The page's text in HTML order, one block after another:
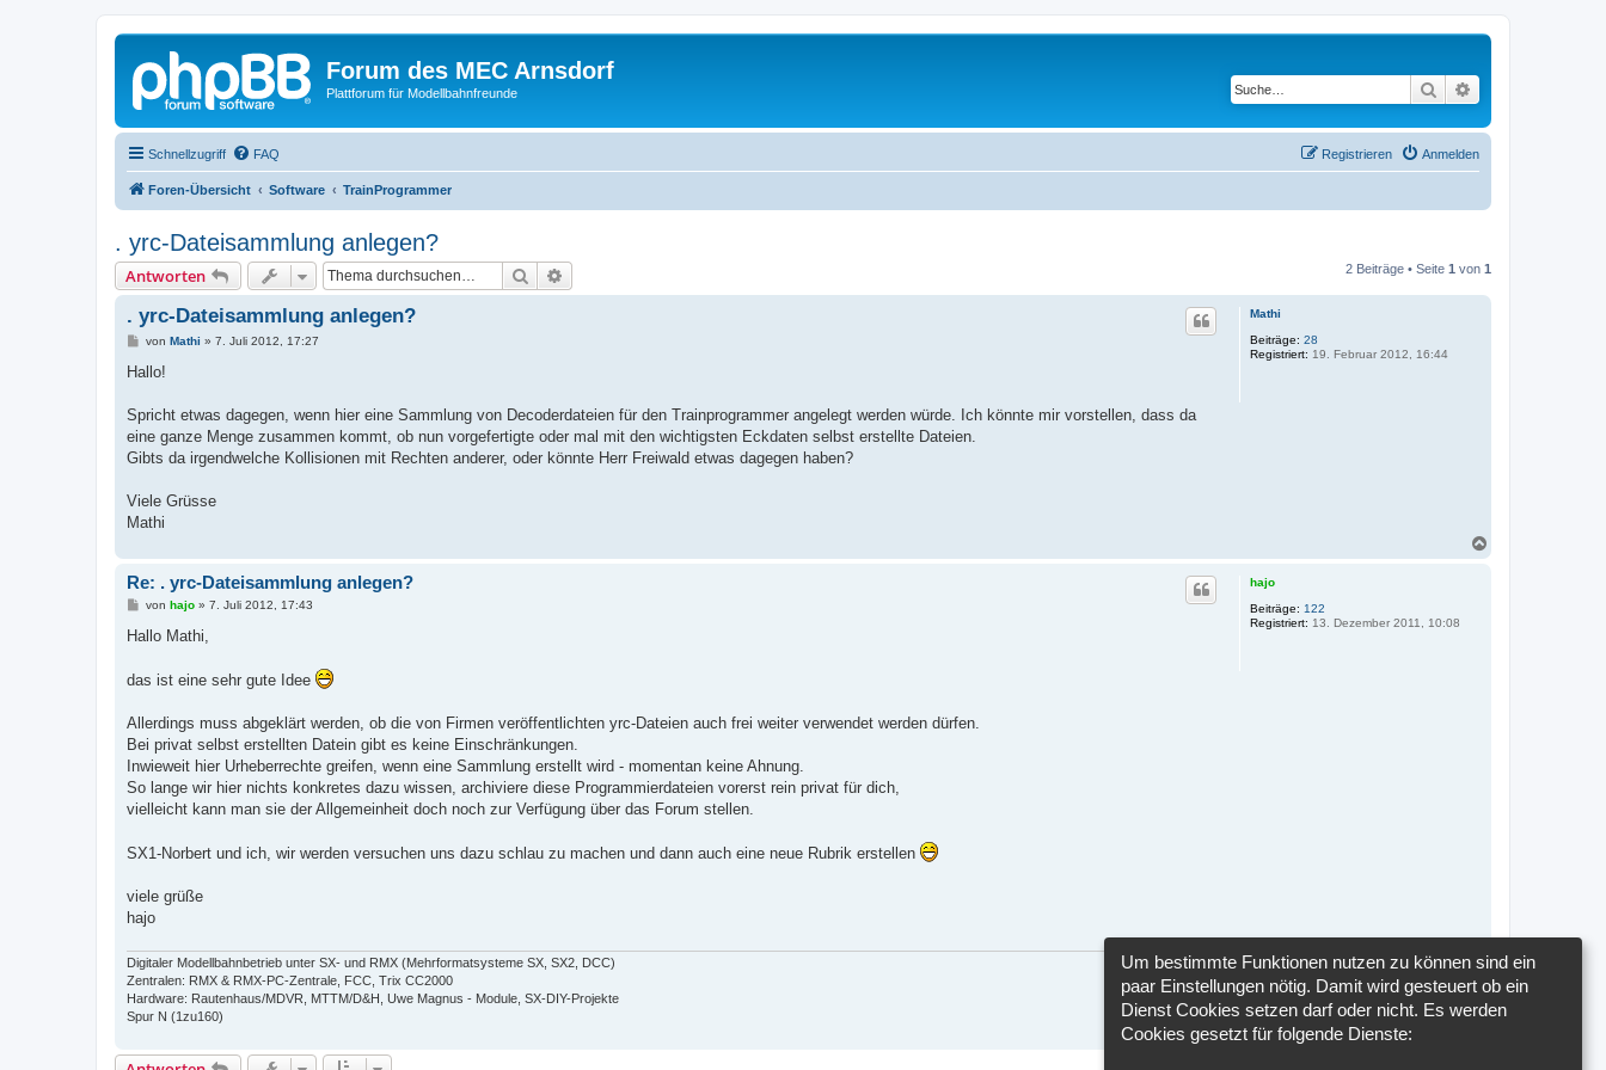
Forum des MEC Arnsdorf
Plattforum für Modellbahnfreunde Suche
Schnellzugriff FAQ Anmelden
Registrieren
Foren-Übersicht Software TrainProgrammer
. yrc-Dateisammlung anlegen?
Antworten Suche 2 Beiträge • Seite 1 von 1
Mathi
Beiträge: 28
Registriert: 19. Februar 2012, 16:44
. yrc-Dateisammlung anlegen?
B
i
a
von Mathi » 7. Juli 2012, 17:27
Hallo!
Spricht etwas dagegen, wenn hier eine Sammlung von Decoderdateien für den Trainprogrammer angelegt werden würde. Ich könnte mir vorstellen, dass da
eine ganze Menge zusammen kommt, ob nun vorgefertigte oder mal mit den wichtigsten Eckdaten selbst erstellte Dateien.
Gibts da irgendwelche Kollisionen mit Rechten anderer, oder könnte Herr Freiwald etwas dagegen haben?
Viele Grüsse
Mathi
hajo
Beiträge: 122
Registriert: 13. Dezember 2011, 10:08
Re: . yrc-Dateisammlung anlegen?
B
i
a
g
von hajo» 7. Juli 2012, 17:43
Hallo Mathi,
das ist eine sehr gute Idee
Allerdings muss abgeklärt werden, ob die von Firmen veröffentlichten yrc-Dateien auch frei weiter verwendet werden dürfen.
Bei privat selbst erstellten Datein gibt es keine Einschränkungen.
Inwieweit hier Urheberrechte greifen, wenn eine Sammlung erstellt wird - momentan keine Ahnung.
So lange wir hier nichts konkretes dazu wissen, archiviere diese Programmierdateien vorerst rein privat für dich,
vielleicht kann man sie der Allgemeinheit doch noch zur Verfügung über das Forum stellen.
SX1-Norbert und ich, wir werden versuchen uns dazu schlau zu machen und dann auch eine neue Rubrik erstellen
viele grüße
hajo
Digitaler Modellbahnbetrieb unter SX- und RMX (Mehrformatsysteme SX, SX2, DCC)
Zentralen: RMX & RMX-PC-Zentrale, FCC, Trix CC2000
Hardware: Rautenhaus/MDVR, MTTM/D&H, Uwe Magnus - Module, SX-DIY-Projekte
Spur N (1zu160)
Um bestimmte Funktionen nutzen zu können sind ein
paar Einstellungen nötig. Damit wird gesteuert ob ein
Dienst Cookies setzen darf oder nicht. Es werden
Cookies gesetzt für folgende Dienste: